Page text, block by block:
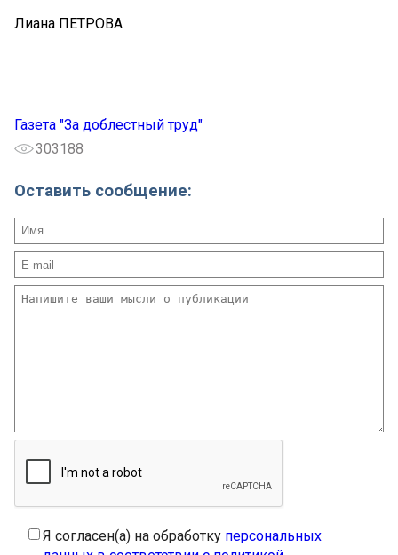
Лиана ПЕТРОВА
Газета "За доблестный труд"
303188
Оставить сообщение:
Я согласен(а) на обработку персональных